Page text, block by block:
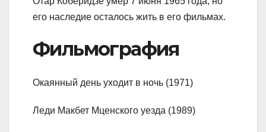
его наследие осталось жить в его фильмах.
Фильмография
Окаянный день уходит в ночь (1971)
Леди Макбет Мценского уезда (1989)